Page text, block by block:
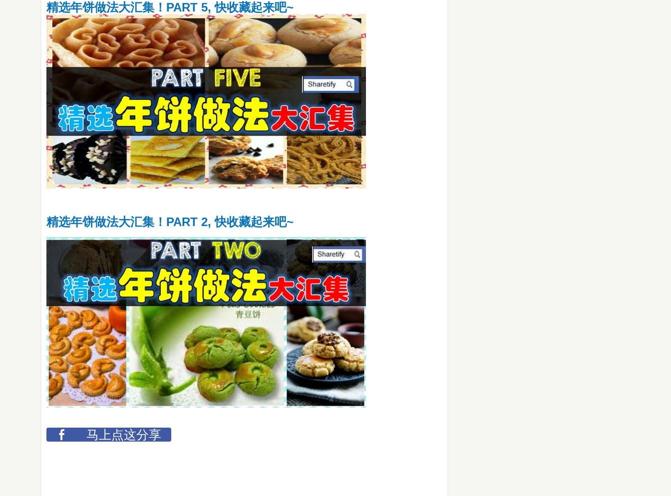
精选年饼做法大汇集！PART 5, 快收藏起来吧~
精选年饼做法大汇集！PART 2, 快收藏起来吧~
马上点这分享